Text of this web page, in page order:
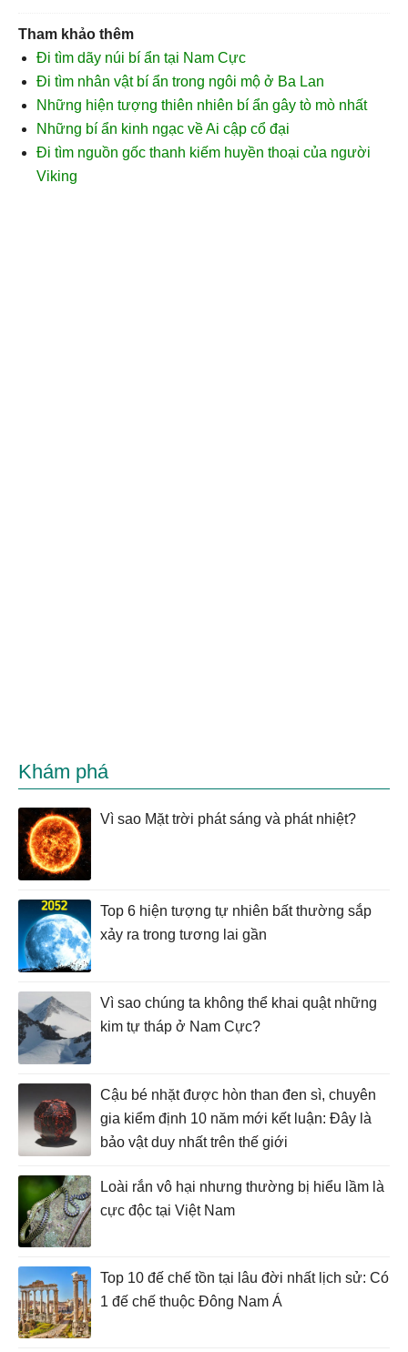
Tham khảo thêm
Đi tìm dãy núi bí ẩn tại Nam Cực
Đi tìm nhân vật bí ẩn trong ngôi mộ ở Ba Lan
Những hiện tượng thiên nhiên bí ẩn gây tò mò nhất
Những bí ẩn kinh ngạc về Ai cập cổ đại
Đi tìm nguồn gốc thanh kiếm huyền thoại của người
Viking
Khám phá
Vì sao Mặt trời phát sáng và phát nhiệt?
Top 6 hiện tượng tự nhiên bất thường sắp
xảy ra trong tương lai gần
Vì sao chúng ta không thể khai quật những
kim tự tháp ở Nam Cực?
Cậu bé nhặt được hòn than đen sì, chuyên
gia kiểm định 10 năm mới kết luận: Đây là
bảo vật duy nhất trên thế giới
Loài rắn vô hại nhưng thường bị hiểu lầm là
cực độc tại Việt Nam
Top 10 đế chế tồn tại lâu đời nhất lịch sử: Có
1 đế chế thuộc Đông Nam Á